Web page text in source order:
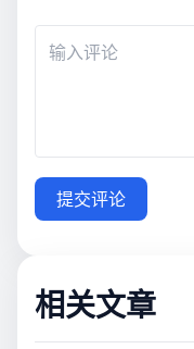
提交评论
相关文章